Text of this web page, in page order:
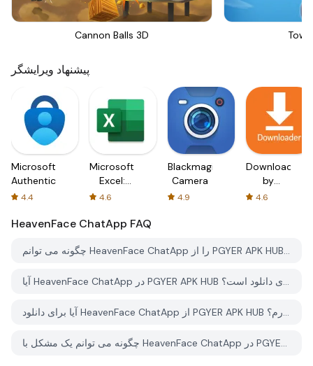
Cannon Balls 3D
پیشنهاد ویرایشگر
Microsoft
Authenticator
4.4
Microsoft
Excel:
Spreadsheets
4.6
Blackmagic
Camera
4.9
Downloader
by
AFTVnews
4.6
HeavenFace ChatApp FAQ
چگونه می توانم HeavenFace ChatApp را از PGYER APK HUB دانلود کنم؟
آیا HeavenFace ChatApp در PGYER APK HUB رایگان برای دانلود است؟
آیا برای دانلود HeavenFace ChatApp از PGYER APK HUB نیاز به حساب کاربری دارم؟
چگونه می توانم یک مشکل با HeavenFace ChatApp در PGYER APK HUB گزارش دهم؟